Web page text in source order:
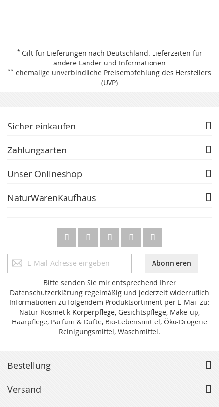
* Gilt für Lieferungen nach Deutschland. Lieferzeiten für
andere Länder und Informationen
** ehemalige unverbindliche Preisempfehlung des Herstellers
(UVP)
Sicher einkaufen
Zahlungsarten
Unser Onlineshop
NaturWarenKaufhaus
Anmeldung
zum
Abonnieren
Bitte senden Sie mir entsprechend Ihrer
Datenschutzerklärung regelmäßig und jederzeit widerruflich
Informationen zu folgendem Produktsortiment per E-Mail zu:
Natur-Kosmetik Körperpflege, Gesichtspflege, Make-up,
Haarpflege, Parfum & Düfte, Bio-Lebensmittel, Öko-Drogerie
Reinigungsmittel, Waschmittel.
Bestellung
Versand